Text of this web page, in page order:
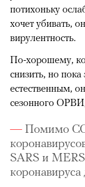
потихоньку
хочет убивать,
вирулентность.
По-хорошему,
снизить, но
естественным,
сезонного
Помимо
SARS и
коронавируса